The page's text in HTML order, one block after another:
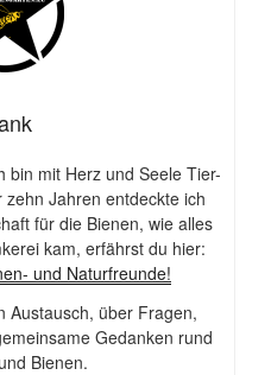
bin mit Herz und Seele Tier-
Jahren entdeckte ich
für die Bienen, wie alles
kam, erfährst du hier:
und Naturfreunde!
Austausch, über Fragen,
Gedanken rund
Bienen.